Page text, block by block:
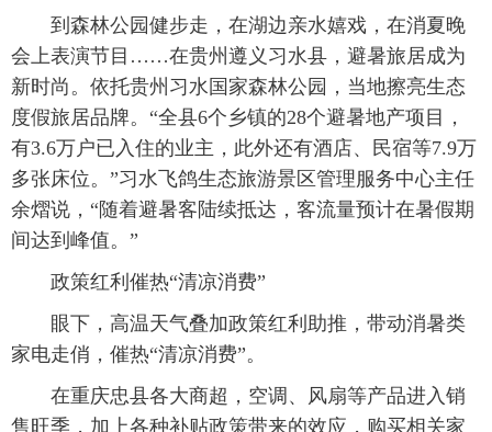
到森林公园健步走，在湖边亲水嬉戏，在消夏晚
会上表演节目……在贵州遵义习水县，避暑旅居成为
新时尚。依托贵州习水国家森林公园，当地擦亮生态
度假旅居品牌。“全县6个乡镇的28个避暑地产项目，
有3.6万户已入住的业主，此外还有酒店、民宿等7.9万
多张床位。”习水飞鸽生态旅游景区管理服务中心主任
余熠说，“随着避暑客陆续抵达，客流量预计在暑假期
间达到峰值。”
政策红利催热“清凉消费”
眼下，高温天气叠加政策红利助推，带动消暑类
家电走俏，催热“清凉消费”。
在重庆忠县各大商超，空调、风扇等产品进入销
售旺季，加上各种补贴政策带来的效应，购买相关家